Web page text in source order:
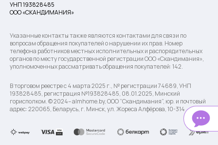
УНП 193828485
ООО «СКАНДИМАНИЯ»
Указанные контакты также являются контактами для связи по
вопросам обращения покупателей о нарушении их прав. Номер
телефона работников местных исполнительных и распорядительных
органов по месту государственной регистрации ООО «Скандимания»,
уполномоченных рассматривать обращения покупателей: 142.
В торговом реестре с 4 марта 2025 г., № регистрации 74689, УНП
193828485, регистрация №193828485, 08.01.2025, Минский
горисполком. © 2024– almhome.by, ООО “Скандимания”, юр. и почтовый
адрес: 220065, Беларусь, г. Минск, ул. Жореса Алфёрова, 10-314